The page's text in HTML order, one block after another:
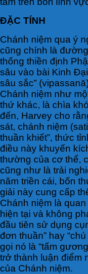
ĐẶC TÍNH
Chánh niệm qua ý
cũng chính là
thống thiền định
sâu vào bài Kinh
sâu sắc”
Chánh niệm như
thứ khác, là chìa
đến, Harvey cho
sát, chánh niệm
thuần khiết”, thức
điều này khuyến
thường của cơ thể,
cũng như là trải
năm triền cái, bốn
giải này cung cấp
Chánh niệm là
hiện tại và không
đầu tiên sử dụng
đơn thuần” hay
gọi nó là “tấm
trở thành luận điểm
của Chánh niệm.